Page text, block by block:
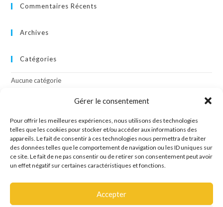
Gérer le consentement
Pour offrir les meilleures expériences, nous utilisons des technologies
telles que les cookies pour stocker et/ou accéder aux informations des
appareils. Le fait de consentir à ces technologies nous permettra de traiter
des données telles que le comportement de navigation ou les ID uniques sur
ce site. Le fait de ne pas consentir ou de retirer son consentement peut avoir
un effet négatif sur certaines caractéristiques et fonctions.
Accepter
Commentaires Récents
Archives
Catégories
Aucune catégorie
Connexion
Flux des publications
Flux des commentaires
Site de WordPress-FR